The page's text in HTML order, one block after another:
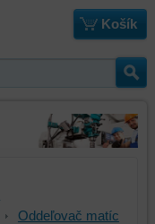
Košík
Oddeľovač matíc